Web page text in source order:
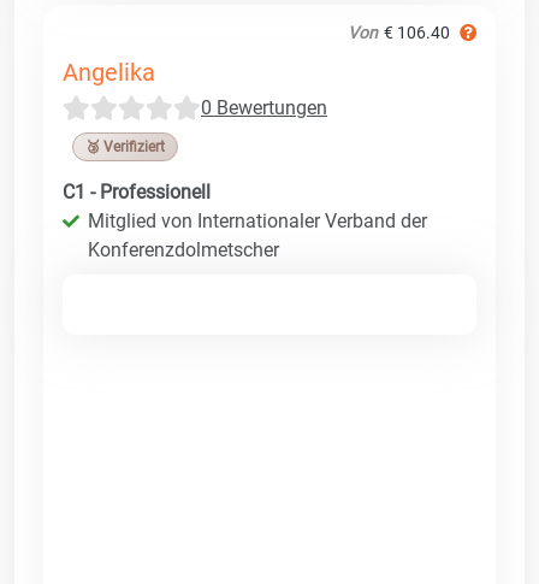
Von € 106.40
Angelika
0 Bewertungen
🥉 Verifiziert
C1 - Professionell
Mitglied von Internationaler Verband der
Konferenzdolmetscher